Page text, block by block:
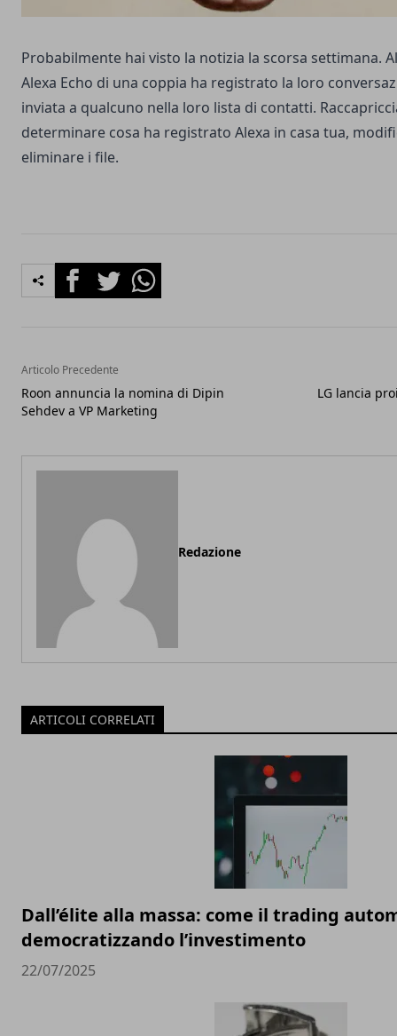
Probabilmente hai visto la notizia la scorsa settimana.
Alexa Echo di una coppia ha registrato la loro
inviata a qualcuno nella loro lista di contatti.
determinare cosa ha registrato Alexa in casa tua,
eliminare i file.
FacebookTwitterWhatsapp
Articolo Precedente
Roon annuncia la nomina di Dipin
Sehdev a VP Marketing
LG lancia
Redazione
ARTICOLI CORRELATI
Dall’élite alla massa: come il trading
democratizzando l’investimento
22/07/2025